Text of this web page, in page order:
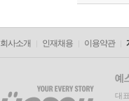
회사소개 인재채용 이용약관
대